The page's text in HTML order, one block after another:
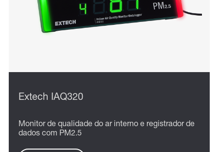
Extech IAQ320
Monitor de qualidade do ar interno e registrador de
dados com PM2.5